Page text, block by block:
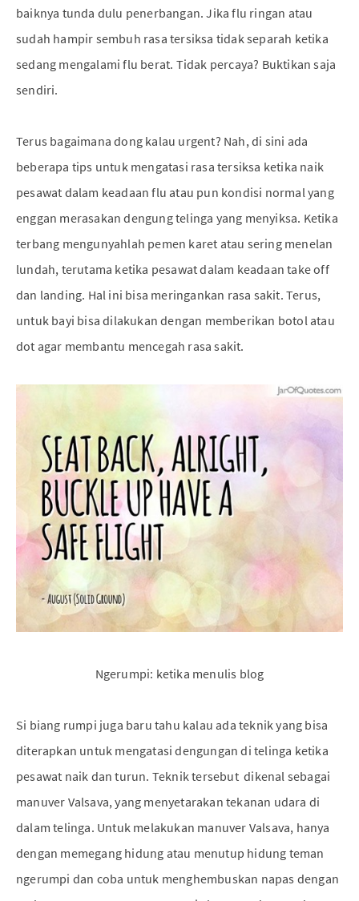
baiknya tunda dulu penerbangan. Jika flu ringan atau
sudah hampir sembuh rasa tersiksa tidak separah ketika
sedang mengalami flu berat. Tidak percaya? Buktikan saja
sendiri.
Terus bagaimana dong kalau urgent? Nah, di sini ada
beberapa tips untuk mengatasi rasa tersiksa ketika naik
pesawat dalam keadaan flu atau pun kondisi normal yang
enggan merasakan dengung telinga yang menyiksa. Ketika
terbang mengunyahlah pemen karet atau sering menelan
lundah, terutama ketika pesawat dalam keadaan take off
dan landing. Hal ini bisa meringankan rasa sakit. Terus,
untuk bayi bisa dilakukan dengan memberikan botol atau
dot agar membantu mencegah rasa sakit.
Ngerumpi: ketika menulis blog
Si biang rumpi juga baru tahu kalau ada teknik yang bisa
diterapkan untuk mengatasi dengungan di telinga ketika
pesawat naik dan turun. Teknik tersebut dikenal sebagai
manuver Valsava, yang menyetarakan tekanan udara di
dalam telinga. Untuk melakukan manuver Valsava, hanya
dengan memegang hidung atau menutup hidung teman
ngerumpi dan coba untuk menghembuskan napas dengan